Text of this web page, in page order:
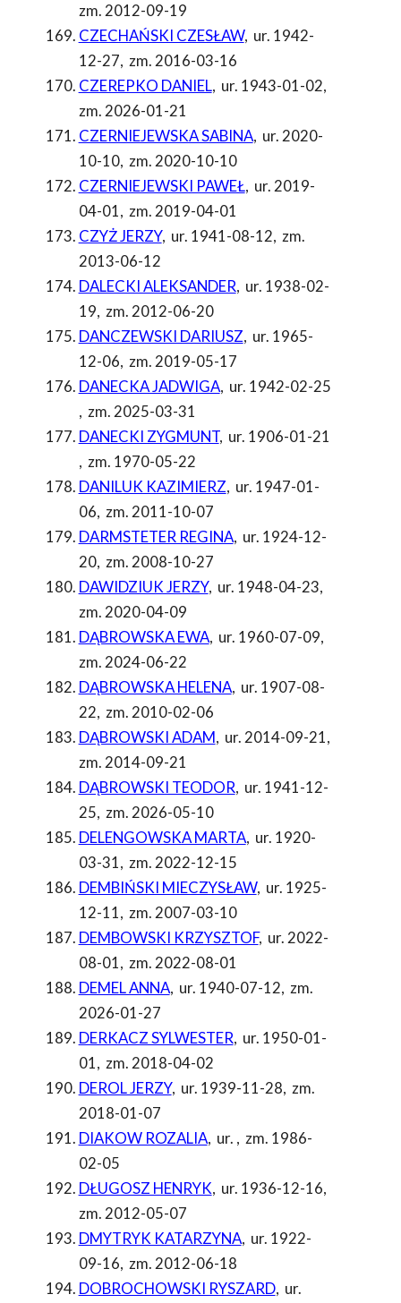
zm. 2012-09-19
CZECHAŃSKI CZESŁAW, ur. 1942-
12-27, zm. 2016-03-16
CZEREPKO DANIEL, ur. 1943-01-02,
zm. 2026-01-21
CZERNIEJEWSKA SABINA, ur. 2020-
10-10, zm. 2020-10-10
CZERNIEJEWSKI PAWEŁ, ur. 2019-
04-01, zm. 2019-04-01
CZYŻ JERZY, ur. 1941-08-12, zm.
2013-06-12
DALECKI ALEKSANDER, ur. 1938-02-
19, zm. 2012-06-20
DANCZEWSKI DARIUSZ, ur. 1965-
12-06, zm. 2019-05-17
DANECKA JADWIGA, ur. 1942-02-25
, zm. 2025-03-31
DANECKI ZYGMUNT, ur. 1906-01-21
, zm. 1970-05-22
DANILUK KAZIMIERZ, ur. 1947-01-
06, zm. 2011-10-07
DARMSTETER REGINA, ur. 1924-12-
20, zm. 2008-10-27
DAWIDZIUK JERZY, ur. 1948-04-23,
zm. 2020-04-09
DĄBROWSKA EWA, ur. 1960-07-09,
zm. 2024-06-22
DĄBROWSKA HELENA, ur. 1907-08-
22, zm. 2010-02-06
DĄBROWSKI ADAM, ur. 2014-09-21,
zm. 2014-09-21
DĄBROWSKI TEODOR, ur. 1941-12-
25, zm. 2026-05-10
DELENGOWSKA MARTA, ur. 1920-
03-31, zm. 2022-12-15
DEMBIŃSKI MIECZYSŁAW, ur. 1925-
12-11, zm. 2007-03-10
DEMBOWSKI KRZYSZTOF, ur. 2022-
08-01, zm. 2022-08-01
DEMEL ANNA, ur. 1940-07-12, zm.
2026-01-27
DERKACZ SYLWESTER, ur. 1950-01-
01, zm. 2018-04-02
DEROL JERZY, ur. 1939-11-28, zm.
2018-01-07
DIAKOW ROZALIA, ur. , zm. 1986-
02-05
DŁUGOSZ HENRYK, ur. 1936-12-16,
zm. 2012-05-07
DMYTRYK KATARZYNA, ur. 1922-
09-16, zm. 2012-06-18
DOBROCHOWSKI RYSZARD, ur.